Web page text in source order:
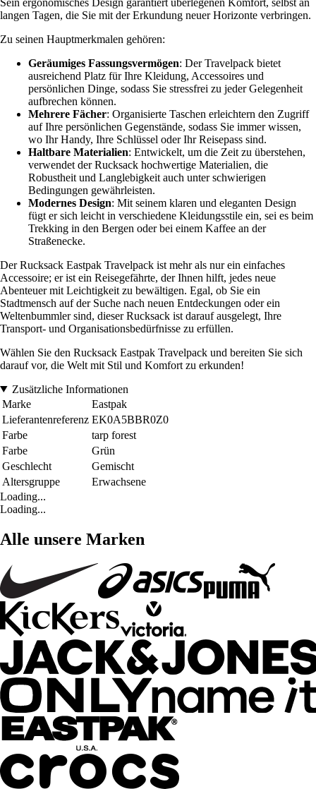
langen Tagen, die Sie mit der Erkundung neuer Horizonte verbringen.
Zu seinen Hauptmerkmalen gehören:
Geräumiges Fassungsvermögen: Der Travelpack bietet
ausreichend Platz für Ihre Kleidung, Accessoires und
persönlichen Dinge, sodass Sie stressfrei zu jeder Gelegenheit
aufbrechen können.
Mehrere Fächer: Organisierte Taschen erleichtern den Zugriff
auf Ihre persönlichen Gegenstände, sodass Sie immer wissen,
wo Ihr Handy, Ihre Schlüssel oder Ihr Reisepass sind.
Haltbare Materialien: Entwickelt, um die Zeit zu überstehen,
verwendet der Rucksack hochwertige Materialien, die
Robustheit und Langlebigkeit auch unter schwierigen
Bedingungen gewährleisten.
Modernes Design: Mit seinem klaren und eleganten Design
fügt er sich leicht in verschiedene Kleidungsstile ein, sei es beim
Trekking in den Bergen oder bei einem Kaffee an der
Straßenecke.
Der Rucksack Eastpak Travelpack ist mehr als nur ein einfaches
Accessoire; er ist ein Reisegefährte, der Ihnen hilft, jedes neue
Abenteuer mit Leichtigkeit zu bewältigen. Egal, ob Sie ein
Stadtmensch auf der Suche nach neuen Entdeckungen oder ein
Weltenbummler sind, dieser Rucksack ist darauf ausgelegt, Ihre
Transport- und Organisationsbedürfnisse zu erfüllen.
Wählen Sie den Rucksack Eastpak Travelpack und bereiten Sie sich
darauf vor, die Welt mit Stil und Komfort zu erkunden!
Zusätzliche Informationen
Marke
Eastpak
Lieferantenreferenz EK0A5BBR0Z0
Farbe
tarp forest
Farbe
Grün
Geschlecht
Gemischt
Altersgruppe
Erwachsene
Loading...
Loading...
Alle unsere Marken